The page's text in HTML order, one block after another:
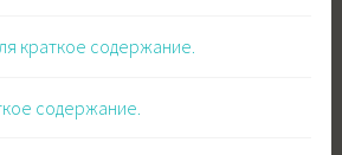
краткое содержание.
содержание.